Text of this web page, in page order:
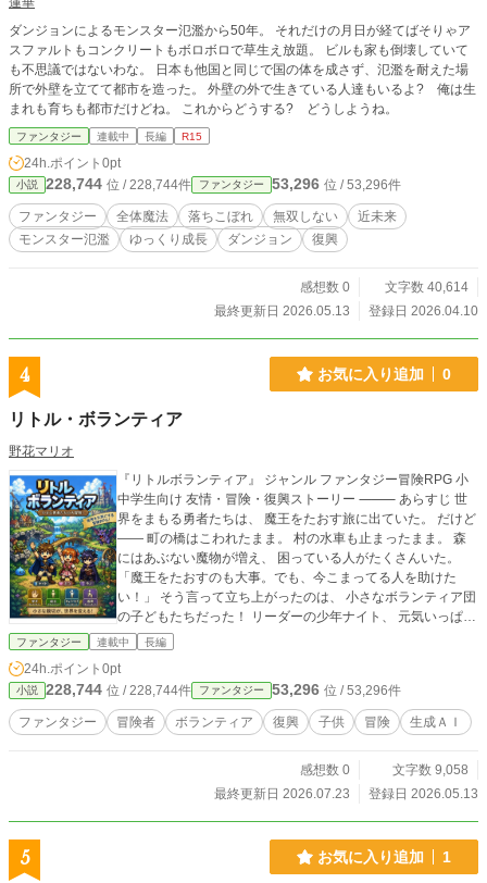
ダンジョンによるモンスター氾濫から50年。 それだけの月日が経てばそりゃア
スファルトもコンクリートもボロボロで草生え放題。 ビルも家も倒壊していて
も不思議ではないわな。 日本も他国と同じで国の体を成さず、氾濫を耐えた場
所で外壁を立てて都市を造った。 外壁の外で生きている人達もいるよ? 俺は生
まれも育ちも都市だけどね。 これからどうする? どうしようね。
ファンタジー 連載中 長編 R15
24h.ポイント 0pt
小説 228,744 位 / 228,744件 ファンタジー 53,296 位 / 53,296件
ファンタジー 全体魔法 落ちこぼれ 無双しない
近未来
モンスター氾濫
ゆっくり成長 ダンジョン 復興
感想数 0
文字数 40,614
最終更新日 2026.05.13
登録日 2026.04.10
4 お気に入り追加 0
リトル・ボランティア
野花マリオ
『リトルボランティア』 ジャンル ファンタジー冒険RPG 小
中学生向け 友情・冒険・復興ストーリー ⸻ あらすじ 世
界をまもる勇者たちは、 魔王をたおす旅に出ていた。 だけど
―― 町の橋はこわれたまま。 村の水車も止まったまま。 森
にはあぶない魔物が増え、 困っている人がたくさんいた。
「魔王をたおすのも大事。でも、今こまってる人を助けた
い！」 そう言って立ち上がったのは、 小さなボランティア団
の子どもたちだった！ リーダーの少年ナイト、 元気いっぱい
の少女ミコ、 ちょっぴり気弱な魔族の少年ラノ。 彼らは“リ
る人たちを助けていく！ 橋を直したり、 畑を守ったり、 魔
物を追い払ったり――。 これは、 世界を少しずつ元気にして
いく、 小さな勇者たちの大冒険！ ⸻ 世界観 この世界で
は、 「生活のルール」が魔法になっている。 学校の号令や、
だから子どもたちは、 “生活魔法”を使って戦う！ ⸻ バト
ファンタジー 連載中 長編
24h.ポイント 0pt
小説 228,744 位 / 228,744件 ファンタジー 53,296 位 / 53,296件
ファンタジー 冒険者 ボランティア 復興 子供 冒険 生成ＡＩ
感想数 0
文字数 9,058
最終更新日 2026.07.23
登録日 2026.05.13
5 お気に入り追加 1